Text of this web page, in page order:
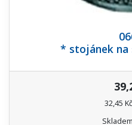
* stojánek na
32,45